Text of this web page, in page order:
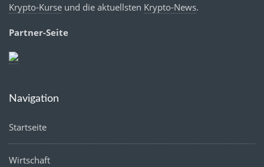
Krypto-Kurse und die aktuellsten Krypto-News.
Partner-Seite
Navigation
Startseite
Wirtschaft